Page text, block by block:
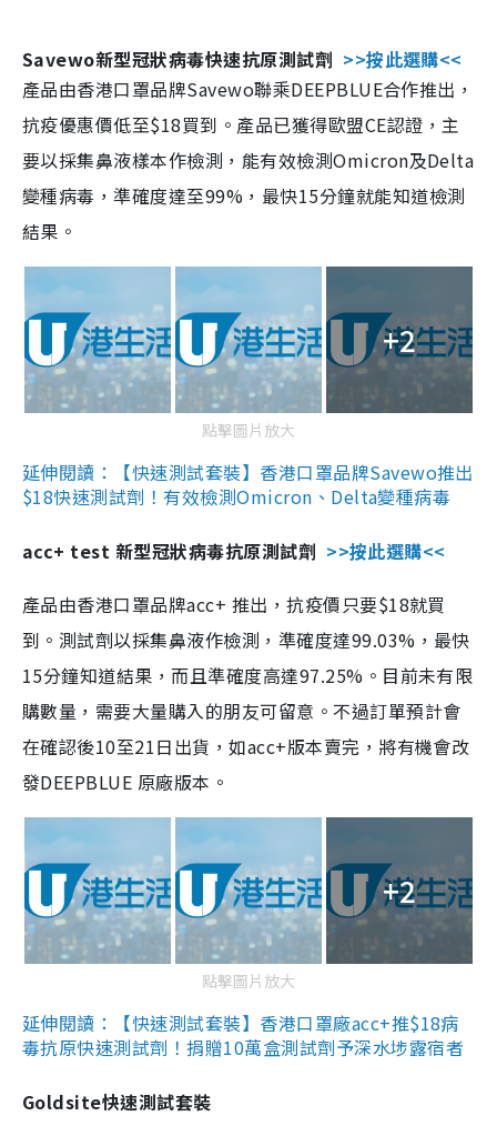
Savewo新型冠狀病毒快速抗原測試劑 >>按此選購<<
產品由香港口罩品牌Savewo聯乘DEEPBLUE合作推出，
抗疫優惠價低至$18買到。產品已獲得歐盟CE認證，主
要以採集鼻液樣本作檢測，能有效檢測Omicron及Delta
變種病毒，準確度達至99%，最快15分鐘就能知道檢測
結果。
+2
點擊圖片放大
延伸閱讀：【快速測試套裝】香港口罩品牌Savewo推出
$18快速測試劑！有效檢測Omicron、Delta變種病毒
acc+ test 新型冠狀病毒抗原測試劑 >>按此選購<<
產品由香港口罩品牌acc+ 推出，抗疫價只要$18就買
到。測試劑以採集鼻液作檢測，準確度達99.03%，最快
15分鐘知道結果，而且準確度高達97.25%。目前未有限
購數量，需要大量購入的朋友可留意。不過訂單預計會
在確認後10至21日出貨，如acc+版本賣完，將有機會改
發DEEPBLUE 原廠版本。
+2
點擊圖片放大
延伸閱讀：【快速測試套裝】香港口罩廠acc+推$18病
毒抗原快速測試劑！捐贈10萬盒測試劑予深水埗露宿者
Goldsite快速測試套裝